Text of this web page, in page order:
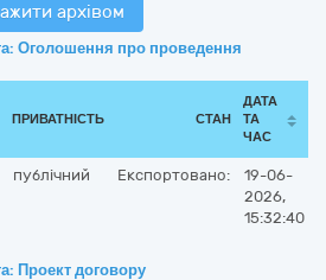
архівом
Оголошення про проведення
ПРИВАТНІСТЬ СТАН
ДАТА
ТА
ЧАС
публічний Експортовано:
19-06-
2026,
15:32:40
Проект договору